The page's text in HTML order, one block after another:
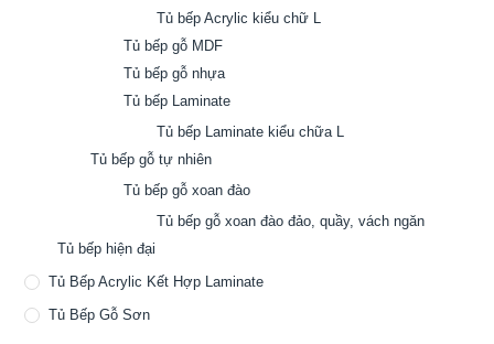
Tủ bếp Acrylic kiểu chữ L
Tủ bếp gỗ MDF
Tủ bếp gỗ nhựa
Tủ bếp Laminate
Tủ bếp Laminate kiểu chữa L
Tủ bếp gỗ tự nhiên
Tủ bếp gỗ xoan đào
Tủ bếp gỗ xoan đào đảo, quầy, vách ngăn
Tủ bếp hiện đại
Tủ Bếp Acrylic Kết Hợp Laminate
Tủ Bếp Gỗ Sơn